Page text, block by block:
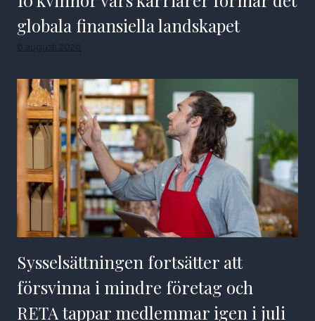
globala finansiella landskapet
6 augusti 2026
Sysselsättningen fortsätter att
försvinna i mindre företag och
RETA tappar medlemmar igen i juli